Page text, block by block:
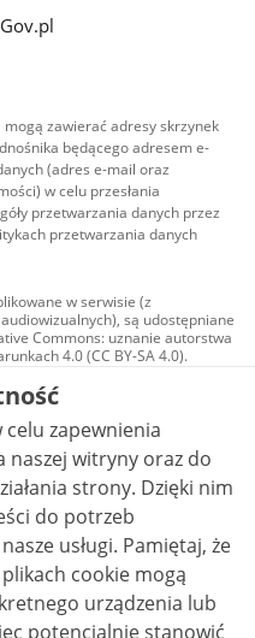
zawierać adresy skrzynek
będącego adresem e-
(adres e-mail oraz
w celu przesłania
przetwarzania danych przez
przetwarzania danych
w serwisie (z
są udostępniane
Commons: uznanie autorstwa
4.0 (CC BY-SA 4.0).
w tym zdjęcia, materiały
na licencji typu
autorstwa użycie
zależnych 4.0 (CC BY-
jest to stwierdzone inaczej.
zapewnienia
naszej witryny oraz do
strony. Dzięki nim
do potrzeb
Pamiętaj, że
cookie mogą
urządzenia lub
potencjalnie stanowić